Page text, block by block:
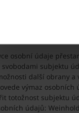
údajů je
situace, které v
možné ověřit
osobní údaje
subjektu
další obrany
výmaz osobních
totožnost subjektu
údajů: